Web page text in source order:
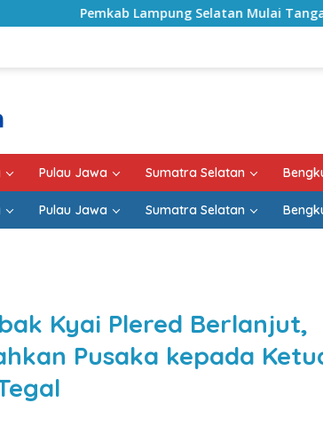
Selatan Mulai Tangani Jalan RA Basyid,
Pulau Jawa Sumatra Selatan
Pulau Jawa Sumatra Selatan
Kyai Plered Berlanjut,
Pusaka kepada